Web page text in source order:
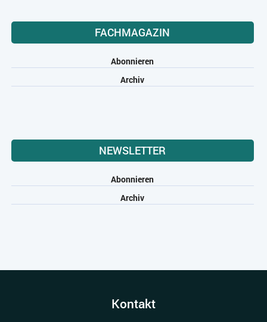
FACHMAGAZIN
Abonnieren
Archiv
NEWSLETTER
Abonnieren
Archiv
Kontakt